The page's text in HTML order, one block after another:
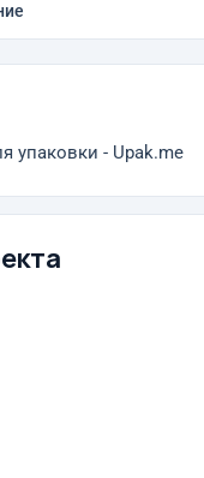
упаковки - Upak.me